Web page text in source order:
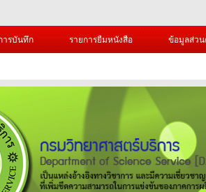
ารบันทึก รายการยืมหนังสือ ข้อมูลส่ว